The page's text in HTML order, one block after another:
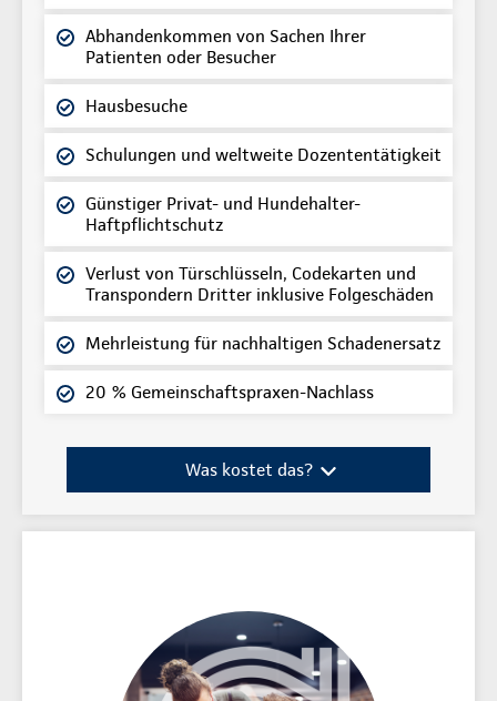
Abhandenkommen von Sachen Ihrer
Patienten oder Besucher
Hausbesuche
Schulungen und weltweite Dozententätigkeit
Günstiger Privat- und Hundehalter-
Haftpflichtschutz
Verlust von Türschlüsseln, Codekarten und
Transpondern Dritter inklusive Folgeschäden
Mehrleistung für nachhaltigen Schadenersatz
20 % Gemeinschaftspraxen-Nachlass
Was kostet das?